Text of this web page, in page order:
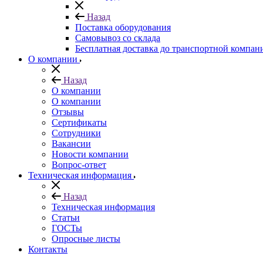
Назад
Поставка оборудования
Самовывоз со склада
Бесплатная доставка до транспортной
О компании
Назад
О компании
О компании
Отзывы
Сертификаты
Сотрудники
Вакансии
Новости компании
Вопрос-ответ
Техническая информация
Назад
Техническая информация
Статьи
ГОСТы
Опросные листы
Контакты